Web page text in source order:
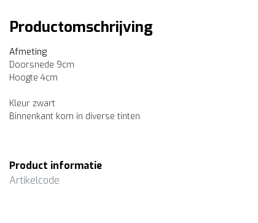
Productomschrijving
Afmeting
Doorsnede 9cm
Hoogte 4cm
Kleur zwart
Binnenkant kom in diverse tinten
Product informatie
Artikelcode